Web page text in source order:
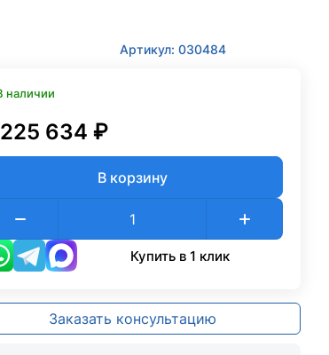
Артикул: 030484
наличии
634 ₽
В корзину
Купить в 1 клик
Заказать консультацию